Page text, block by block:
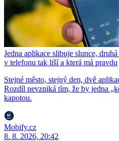
Jedna aplikace slibuje slunce,
v telefonu tak liší a která má pravdu
Stejné město, stejný den, dvě
Rozdíl nevzniká tím, že by jedna
kapotou.
Mobify.cz
8. 8. 2026, 20:42